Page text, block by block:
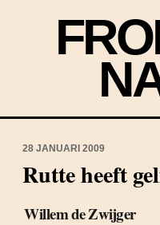
28 JANUARI 2009
Rutte heeft
Willem de Zwijger